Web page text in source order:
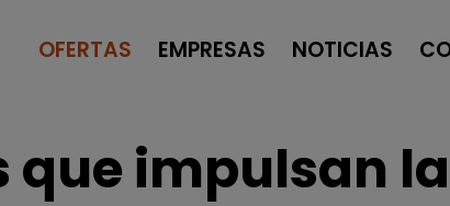
OFERTAS EMPRESAS NOTICIAS
que impulsan